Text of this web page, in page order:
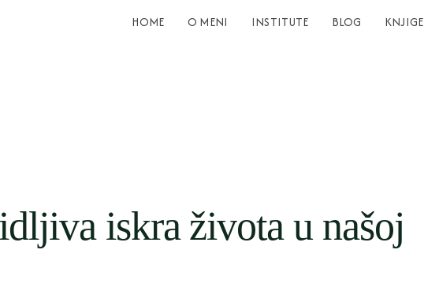
HOME O MENI INSTITUTE BLOG KNJIGE
iskra života u našoj